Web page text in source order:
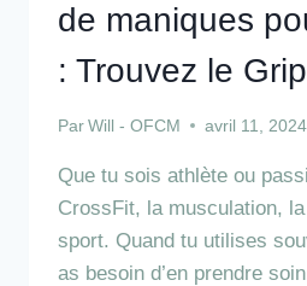
de maniques
: Trouvez le
Par Will - OFCM avril 11, 2024
Que tu sois athlète ou
CrossFit, la musculation,
sport. Quand tu utilises
as besoin d’en prendre